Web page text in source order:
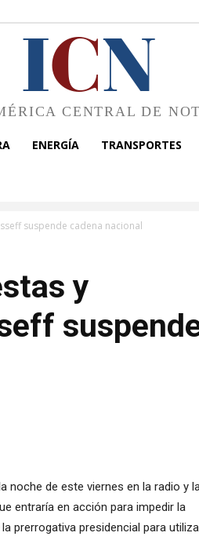
ICN
CENTRAL DE
ENERGÍA TRANSPORTES
suspende cadena nacional
y
noche de este viernes en la radio y
entraría en acción para impedir la
prerrogativa presidencial para